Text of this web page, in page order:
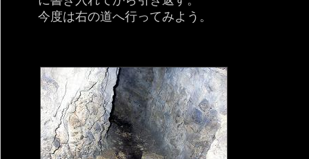
今度は右の道へ行ってみよう。